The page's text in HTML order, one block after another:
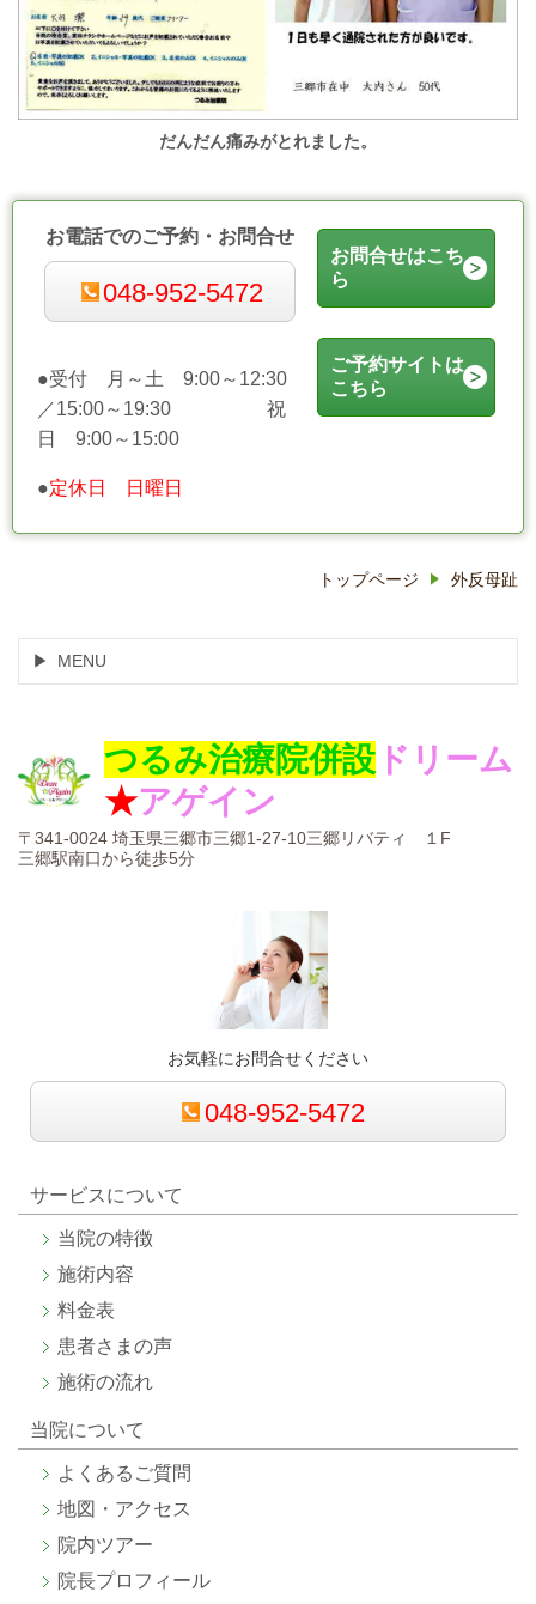
だんだん痛みがとれました。
お問合せはこち
ら
ご予約サイトは
こちら
お電話でのご予約・お問合せ
048-952-5472
●受付 月～土 9:00～12:30
／15:00～19:30 祝
日 9:00～15:00
●定休日 日曜日
トップページ 外反母趾
MENU
つるみ治療院併設 ドリーム
★アゲイン
〒341-0024 埼玉県三郷市三郷1-27-10三郷リバティ １F
三郷駅南口から徒歩5分
お気軽にお問合せください
048-952-5472
サービスについて
当院の特徴
施術内容
料金表
患者さまの声
施術の流れ
当院について
よくあるご質問
地図・アクセス
院内ツアー
院長プロフィール